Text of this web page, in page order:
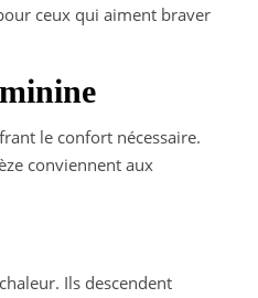
ceux qui aiment braver
le confort nécessaire.
conviennent aux
Ils descendent